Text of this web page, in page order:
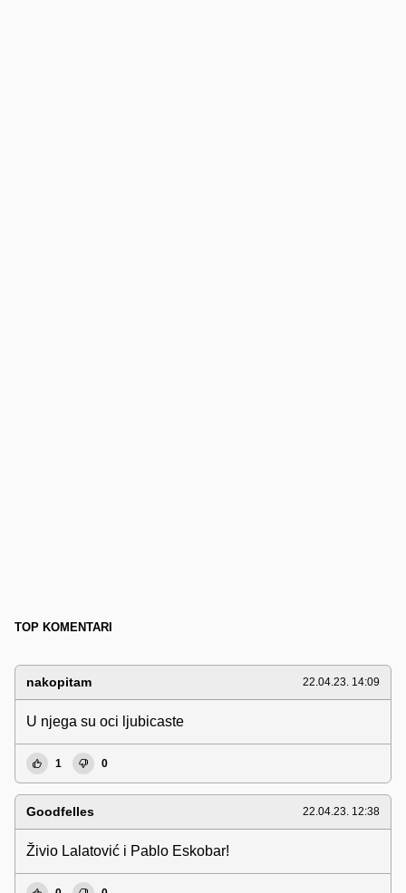
TOP KOMENTARI
nakopitam 22.04.23. 14:09
U njega su oci ljubicaste
1 0
Goodfelles 22.04.23. 12:38
Živio Lalatović i Pablo Eskobar!